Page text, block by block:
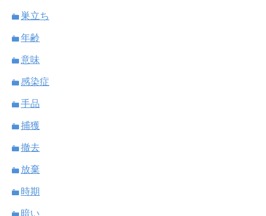
巣立ち
年齢
意味
感染症
手品
捕獲
撤去
放棄
時期
暗い